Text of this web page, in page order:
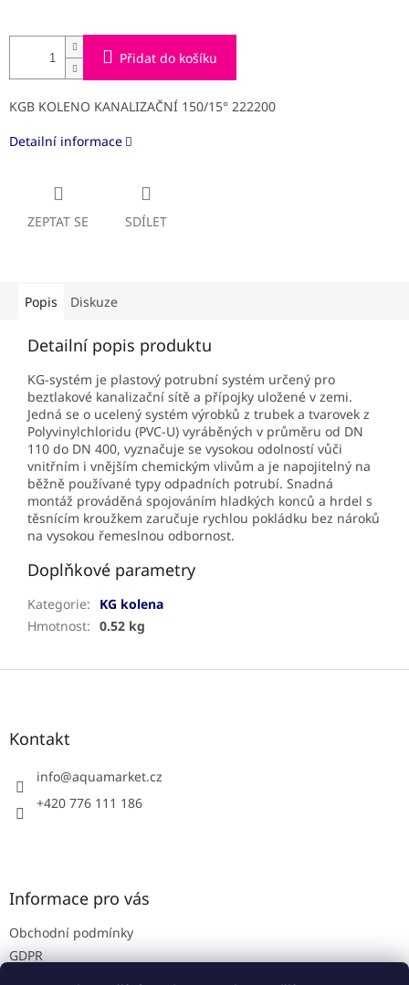
Přidat do košíku
KGB KOLENO KANALIZAČNÍ 150/15° 222200
Detailní informace
ZEPTAT SE SDÍLET
Popis Diskuze
Detailní popis produktu
KG-systém je plastový potrubní systém určený pro
beztlakové kanalizační sítě a přípojky uložené v zemi.
Jedná se o ucelený systém výrobků z trubek a tvarovek z
Polyvinylchloridu (PVC-U) vyráběných v průměru od DN
110 do DN 400, vyznačuje se vysokou odolností vůči
vnitřním i vnějším chemickým vlivům a je napojitelný na
běžně používané typy odpadních potrubí. Snadná
montáž prováděná spojováním hladkých konců a hrdel s
těsnícím kroužkem zaručuje rychlou pokládku bez nároků
na vysokou řemeslnou odbornost.
Doplňkové parametry
Kategorie:
KG kolena
Hmotnost: 0.52 kg
Z
Kontakt
info@aquamarket.cz
+420 776 111 186
Informace pro vás
Obchodní podmínky
GDPR